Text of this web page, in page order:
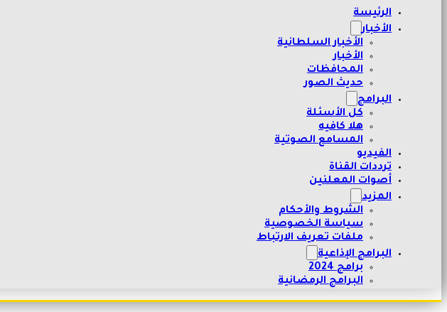
الرئيسة
الأخبار
الأخبار السلطانية
الأخبار
المحافظات
حديث الصور
البرامج
كل الأسئلة
هلا كافيه
المسامع الصوتية
الفيديو
ترددات القناة
أصوات المعلنين
المزيد
الشروط والأحكام
سياسة الخصوصية
ملفات تعريف الارتباط
البرامج الإذاعية
برامج 2024
البرامج الرمضانية